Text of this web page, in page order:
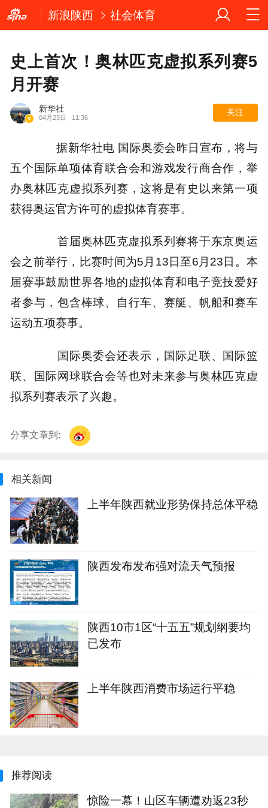
新浪陕西 社会体育
史上首次！奥林匹克虚拟系列赛5
月开赛
新华社
04月23日 11:36
关注
据新华社电 国际奥委会昨日宣布，将与
五个国际单项体育联合会和游戏发行商合作，举
办奥林匹克虚拟系列赛，这将是有史以来第一项
获得奥运官方许可的虚拟体育赛事。
首届奥林匹克虚拟系列赛将于东京奥运
会之前举行，比赛时间为5月13日至6月23日。本
届赛事鼓励世界各地的虚拟体育和电子竞技爱好
者参与，包含棒球、自行车、赛艇、帆船和赛车
运动五项赛事。
国际奥委会还表示，国际足联、国际篮
联、国际网球联合会等也对未来参与奥林匹克虚
拟系列赛表示了兴趣。
分享文章到:
相关新闻
上半年陕西就业形势保持总体平稳
陕西发布发布强对流天气预报
陕西10市1区“十五五”规划纲要均
已发布
上半年陕西消费市场运行平稳
推荐阅读
惊险一幕！山区车辆遭劝返23秒